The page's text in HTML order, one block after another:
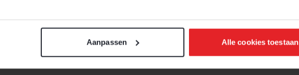
Aanpassen Alle cookies toestaan